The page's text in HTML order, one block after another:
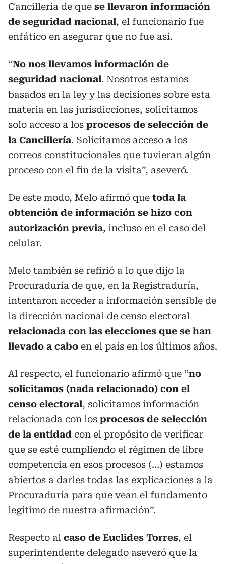
Cancillería de que se llevaron información
de seguridad nacional, el funcionario fue
enfático en asegurar que no fue así.
“No nos llevamos información de
seguridad nacional. Nosotros estamos
basados en la ley y las decisiones sobre esta
materia en las jurisdicciones, solicitamos
solo acceso a los procesos de selección de
la Cancillería. Solicitamos acceso a los
correos constitucionales que tuvieran algún
proceso con el fin de la visita”, aseveró.
De este modo, Melo afirmó que toda la
obtención de información se hizo con
autorización previa, incluso en el caso del
celular.
Melo también se refirió a lo que dijo la
Procuraduría de que, en la Registraduría,
intentaron acceder a información sensible de
la dirección nacional de censo electoral
relacionada con las elecciones que se han
llevado a cabo en el país en los últimos años.
Al respecto, el funcionario afirmó que “no
solicitamos (nada relacionado) con el
censo electoral, solicitamos información
relacionada con los procesos de selección
de la entidad con el propósito de verificar
que se esté cumpliendo el régimen de libre
competencia en esos procesos (…) estamos
abiertos a darles todas las explicaciones a la
Procuraduría para que vean el fundamento
legítimo de nuestra afirmación”.
Respecto al caso de Euclides Torres, el
superintendente delegado aseveró que la